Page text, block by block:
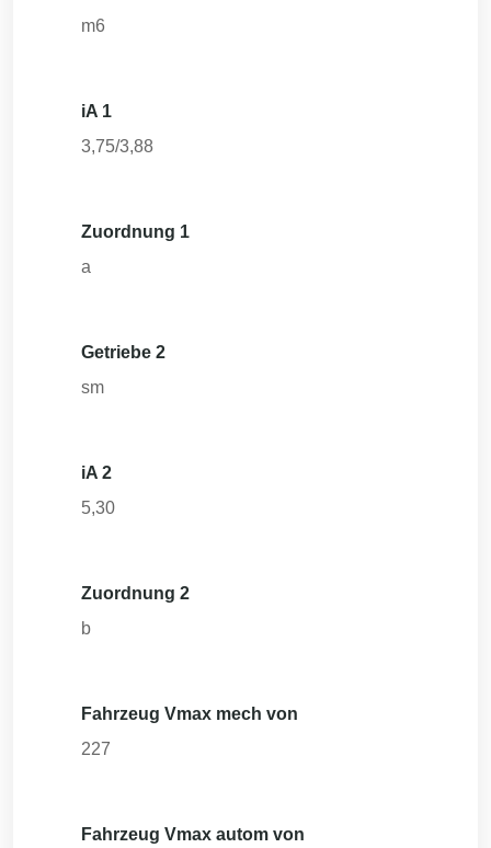
m6
iA 1
3,75/3,88
Zuordnung 1
a
Getriebe 2
sm
iA 2
5,30
Zuordnung 2
b
Fahrzeug Vmax mech von
227
Fahrzeug Vmax autom von